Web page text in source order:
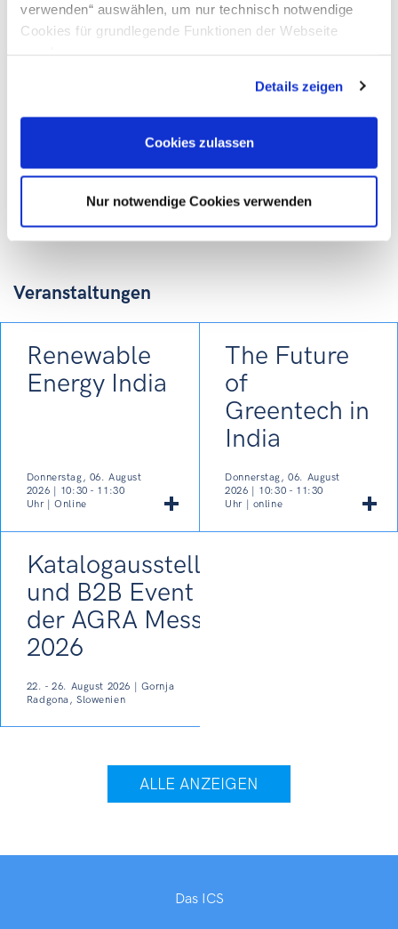
verwenden“ auswählen, um nur technisch notwendige
Cookies für grundlegende Funktionen der Webseite
Details zeigen
Cookies zulassen
Nur notwendige Cookies verwenden
Die Veranstaltung erfolgt im Rahmen der
Internationalisierungsoffensivego-international, einer
Wirtschaft, Energie und Tourismus und der
Haben Sie noch Fragen?
AußenwirtschaftsCenter São Paulo
T +55 11 3044 9944
Esaopaulo@wko.at
Veranstaltungen
Renewable
Energy India
Donnerstag, 06. August
2026 | 10:30 - 11:30
Uhr | Online
The Future
of
Greentech in
India
Donnerstag, 06. August
2026 | 10:30 - 11:30
Uhr | online
Katalogausstellung
und B2B Event auf
der AGRA Messe
2026
22. - 26. August 2026 | Gornja
Radgona, Slowenien
ALLE ANZEIGEN
Das ICS